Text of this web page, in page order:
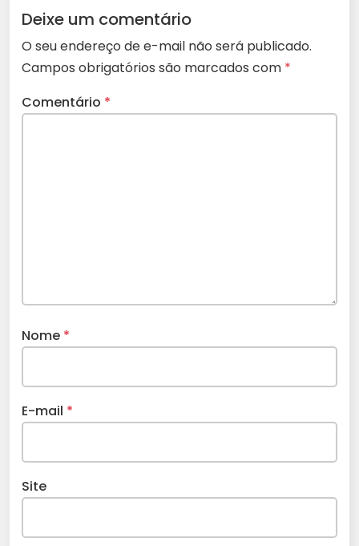
Deixe um comentário
O seu endereço de e-mail não será publicado.
Campos obrigatórios são marcados com *
Comentário *
Nome *
E-mail *
Site